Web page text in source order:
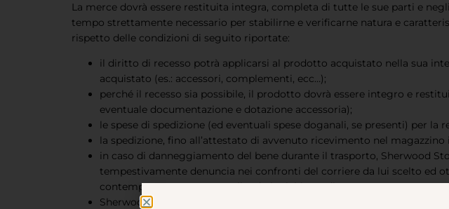
La merce dovrà essere restituita integra, completa di tutte le sue parti e
tempo strettamente necessario per stabilirne e verificarne natura e
rispetto delle condizioni di seguito riportate:
il diritto di recesso potrà applicarsi al prodotto acquistato nella sua
acquistato (es.: accessori, complementi, ecc…);
perché il recesso sia possibile, il prodotto dovrà essere integro e
eventuale documentazione e dotazione accessoria);
le spese di spedizione (ed eventuali spese doganali, se presenti) per
la spedizione, fino all’attestato di avvenuto ricevimento nel
in caso di danneggiamento del bene durante il trasporto, Sherwood
tempestivamente denuncia nei confronti del corriere da lui scelto ed
contemporaneamente annullando la richiesta di recesso;
Sherwood Store Srls non risponderà in nessun modo per